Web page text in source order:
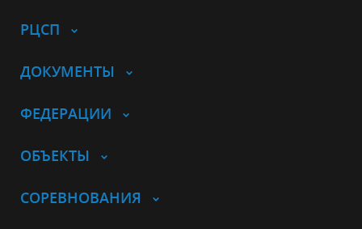
РЦСП
ДОКУМЕНТЫ
ФЕДЕРАЦИИ
ОБЪЕКТЫ
СОРЕВНОВАНИЯ